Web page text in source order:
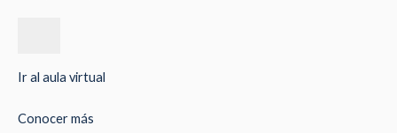
Ir al aula virtual
Conocer más